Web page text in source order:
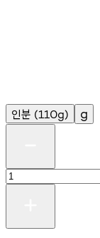
인분 (110g) g